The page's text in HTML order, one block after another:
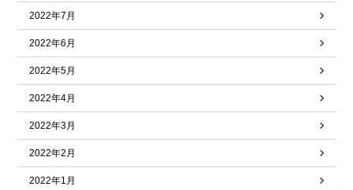
2022年7月
2022年6月
2022年5月
2022年4月
2022年3月
2022年2月
2022年1月